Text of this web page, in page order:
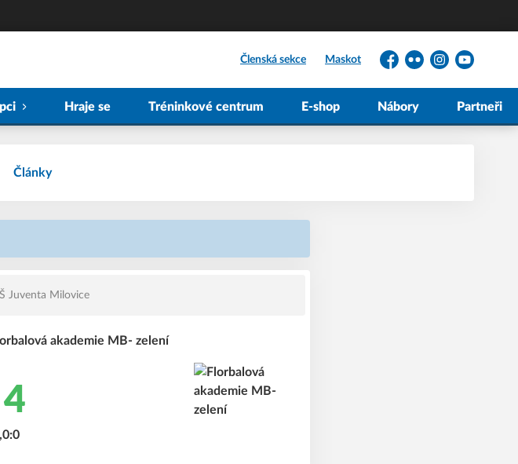
Členská sekce Maskot
Facebook
FlickrInstagramYouTube
Hraje se Tréninkové centrum E-shop Nábory Partneři
Články
Juventa Milovice
akademie MB- zelení